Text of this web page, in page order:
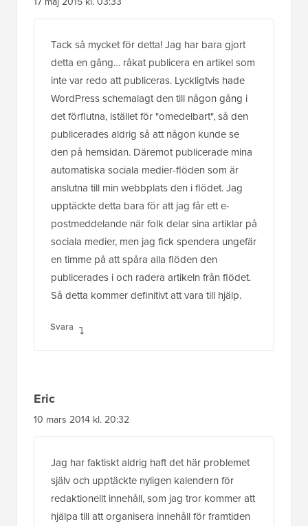
Tack så mycket för detta! Jag har bara gjort
detta en gång… råkat publicera en artikel som
inte var redo att publiceras. Lyckligtvis hade
WordPress schemalagt den till någon gång i
det förflutna, istället för "omedelbart", så den
publicerades aldrig så att någon kunde se
den på hemsidan. Däremot publicerade mina
automatiska sociala medier-flöden som är
anslutna till min webbplats den i flödet. Jag
upptäckte detta bara för att jag får ett e-
postmeddelande när folk delar sina artiklar på
sociala medier, men jag fick spendera ungefär
en timme på att spåra alla flöden den
publicerades i och radera artikeln från flödet.
Så detta kommer definitivt att vara till hjälp.
Svara
Eric
10 mars 2014 kl. 20:32
Jag har faktiskt aldrig haft det här problemet
själv och upptäckte nyligen kalendern för
redaktionellt innehåll, som jag tror kommer att
hjälpa till att organisera innehåll för framtiden